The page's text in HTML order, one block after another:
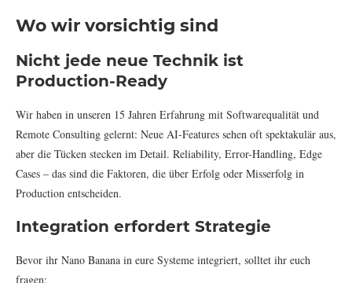
Wo wir vorsichtig sind
Nicht jede neue Technik ist
Production-Ready
Wir haben in unseren 15 Jahren Erfahrung mit Softwarequalität und
Remote Consulting gelernt: Neue AI-Features sehen oft spektakulär aus,
aber die Tücken stecken im Detail. Reliability, Error-Handling, Edge
Cases – das sind die Faktoren, die über Erfolg oder Misserfolg in
Production entscheiden.
Integration erfordert Strategie
Bevor ihr Nano Banana in eure Systeme integriert, solltet ihr euch
fragen: